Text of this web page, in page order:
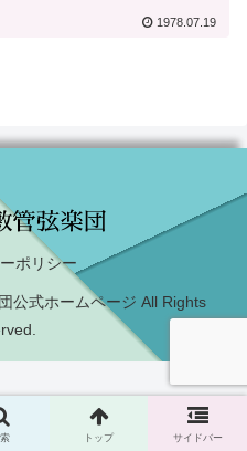
1978.07.19
ポリシー
公式ホームページ All Rights
トップ サイドバー